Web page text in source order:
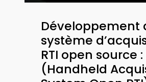
Développement
système
RTI open source :
(Handheld